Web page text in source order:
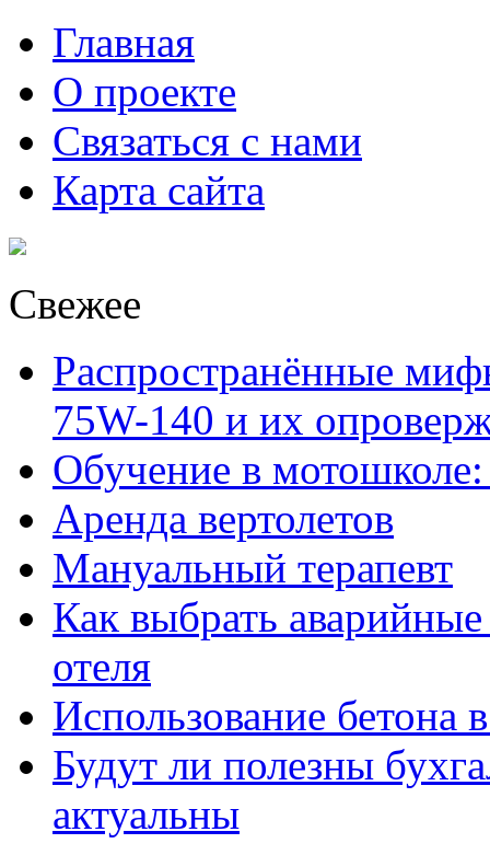
Главная
О проекте
Связаться с нами
Карта сайта
Свежее
Распространённые
75W-140 и их
Обучение в
Аренда вертолетов
Мануальный терапевт
Как выбрать
отеля
Использование бетона
Будут ли полезны
актуальны